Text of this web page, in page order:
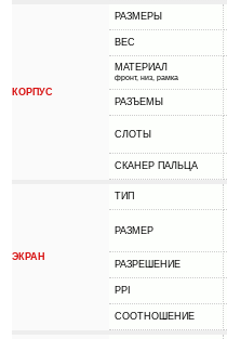
КОРПУС
РАЗМЕРЫ
ВЕС
МАТЕРИАЛ
фронт, низ, рамка
РАЗЪЕМЫ
СЛОТЫ
СКАНЕР ПАЛЬЦА
ЭКРАН
ТИП
РАЗМЕР
РАЗРЕШЕНИЕ
PPI
СООТНОШЕНИЕ